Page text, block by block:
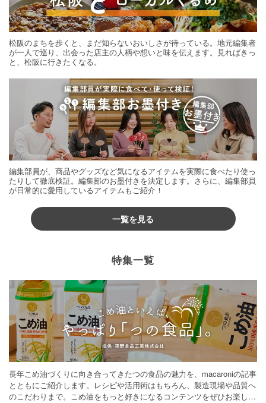
松阪のまちを歩くと、まだ知らないおいしさが待っている。地元編集者
が一人で巡り、出会った店主の人柄や想いと味を伝えます。見ればきっ
と、松阪に行きたくなる。
編集部員が、商品やグッズなど気になるアイテムを実際に食べたり使っ
たりして徹底検証。編集部のお墨付きを決定します。さらに、編集部員
が日常的に愛用しているアイテムもご紹介！
一覧を見る
特集一覧
長年こめ油づくりに向き合ってきたつの食品の魅力を、macaroniの記事
とともにご紹介します。レシピや活用術はもちろん、製造現場や品質へ
のこだわりまで。こめ油をもっと好きになるコンテンツをぜひお楽しみ